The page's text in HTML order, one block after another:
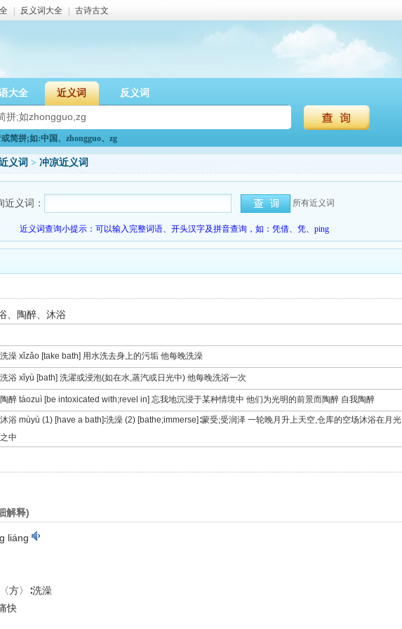
反义词大全 古诗古文
大全 近义词 反义词
简拼;如:中国、zhongguo、zg
义词 > 冲凉近义词
近义词： 所有近义词
近义词查询小提示：可以输入完整词语、开头汉字及拼音查询，如：凭借、凭、ping
、陶醉、沐浴
洗澡 xǐzǎo [take bath] 用水洗去身上的污垢 他每晚洗澡
洗浴 xǐyù [bath] 洗濯或浸泡(如在水,蒸汽或日光中) 他每晚洗浴一次
陶醉 táozuì [be intoxicated with;revel in] 忘我地沉浸于某种情境中 他们为光明的前景而陶醉 自我陶醉
沐浴 mùyù (1) [have a bath]∶洗澡 (2) [bathe;immerse]∶蒙受;受润泽 一轮晚月升上天空,仓库的空场沐浴在月光
之中
解释)
liáng
〈方〉∶洗澡
快